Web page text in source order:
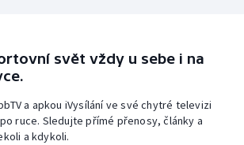
svět vždy u sebe i na
a apkou iVysílání ve své chytré televizi
ruce. Sledujte přímé přenosy, články a
a kdykoli.